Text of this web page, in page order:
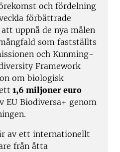
och fördelning
förbättrade
uppnå de nya målen
som fastställts
och Kunming-
Framework
om biologisk
1,6 miljoner euro
EU Biodiversa+ genom
av ett internationellt
från åtta